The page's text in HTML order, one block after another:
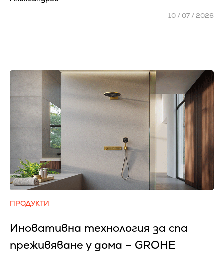
10 / 07 / 2026
ПРОДУКТИ
Иновативна технология за спа
преживяване у дома – GROHE